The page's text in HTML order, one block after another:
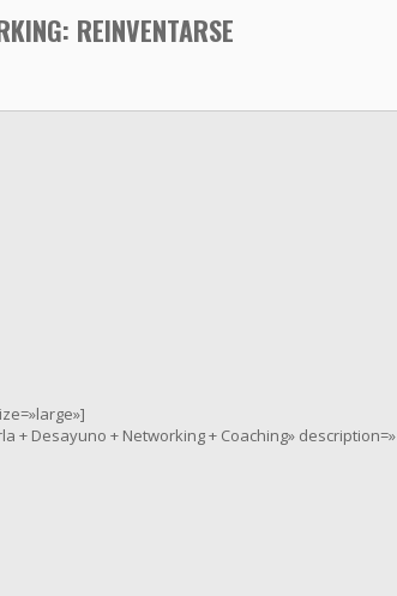
REINVENTARSE
+ Desayuno + Networking + Coaching» description=»